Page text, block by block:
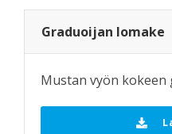
Graduoijan lomake
Mustan vyön kokeen